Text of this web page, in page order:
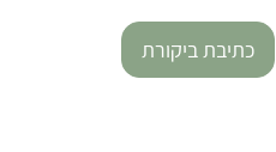
כתיבת ביקורת